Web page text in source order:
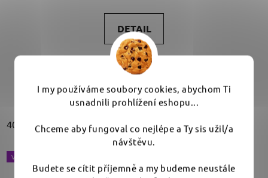
I my používáme soubory cookies, abychom Ti
usnadnili prohlížení eshopu...
Chceme aby fungoval co nejlépe a Ty sis užil/a
návštěvu.
Budete se cítit příjemně a my budeme neustále
3,0
z
5
hvězdiček.
DETAIL
Průměry 40, 75, 125 a 150 mm. Leštící kotouče z tvrdé
40 mm 75 mm 125 mm 150 mm
VÝBĚR VARIANT